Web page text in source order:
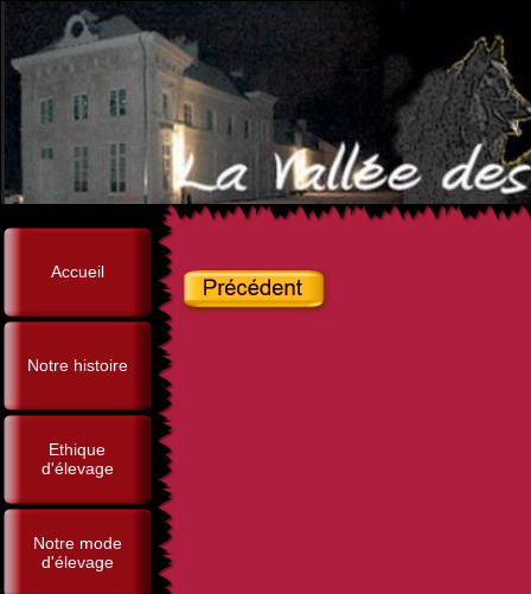
Accueil
Notre histoire
Ethique
d'élevage
Notre mode
d'élevage